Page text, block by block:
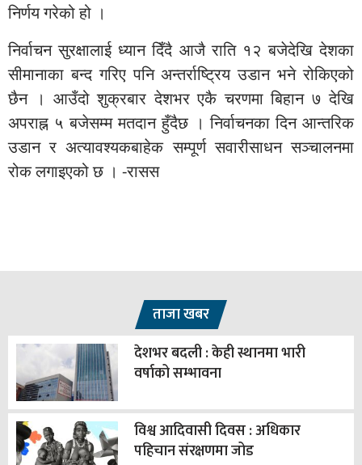
निर्णय गरेको हो ।
निर्वाचन सुरक्षालाई ध्यान दिँदै आजै राति १२ बजेदेखि देशका
सीमानाका बन्द गरिए पनि अन्तर्राष्ट्रिय उडान भने रोकिएको
छैन । आउँदो शुक्रबार देशभर एकै चरणमा बिहान ७ देखि
अपराह्न ५ बजेसम्म मतदान हुँदैछ । निर्वाचनका दिन आन्तरिक
उडान र अत्यावश्यकबाहेक सम्पूर्ण सवारीसाधन सञ्चालनमा
रोक लगाइएको छ । -रासस
ताजा खबर
देशभर बदली : केही स्थानमा भारी
वर्षाको सम्भावना
विश्व आदिवासी दिवस : अधिकार
पहिचान संरक्षणमा जोड